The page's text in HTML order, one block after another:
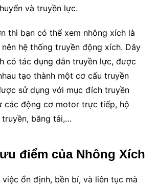
và truyền lực.
thì bạn có thể xem nhông xích là
hệ thống truyền động xích. Dây
có tác dụng dẫn truyền lực, được
tạo thành một cơ cấu truyền
sử dụng với mục đích truyền
các động cơ motor trực tiếp, hộ
băng tải,…
điểm của Nhông Xích
việc ổn định, bền bỉ, và liên tục mà